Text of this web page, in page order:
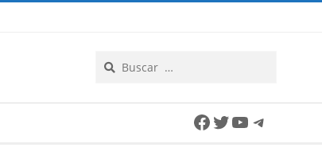
Facebook
Twitter
YouTube